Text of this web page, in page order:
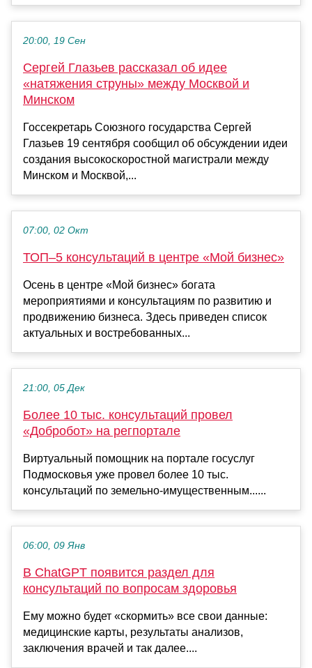
20:00, 19 Сен
Сергей Глазьев рассказал об идее
«натяжения струны» между Москвой и
Минском
Госсекретарь Союзного государства Сергей
Глазьев 19 сентября сообщил об обсуждении идеи
создания высокоскоростной магистрали между
Минском и Москвой,...
07:00, 02 Окт
ТОП–5 консультаций в центре «Мой бизнес»
Осень в центре «Мой бизнес» богата
мероприятиями и консультациям по развитию и
продвижению бизнеса. Здесь приведен список
актуальных и востребованных...
21:00, 05 Дек
Более 10 тыс. консультаций провел
«Добробот» на регпортале
Виртуальный помощник на портале госуслуг
Подмосковья уже провел более 10 тыс.
консультаций по земельно-имущественным......
06:00, 09 Янв
В ChatGPT появится раздел для
консультаций по вопросам здоровья
Ему можно будет «скормить» все свои данные:
медицинские карты, результаты анализов,
заключения врачей и так далее....